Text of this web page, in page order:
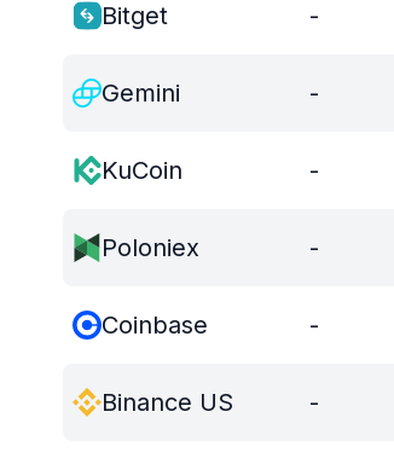
Bitget -
Gemini -
KuCoin -
Poloniex -
Coinbase -
Binance US -